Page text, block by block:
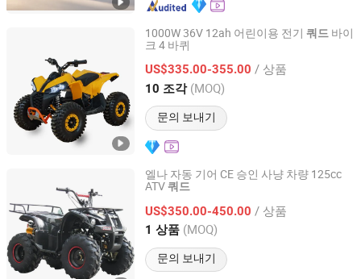
1000W 36V 12ah 어린이용 전기 쿼드 바이
크 4 바퀴
US$335.00-355.00 / 상품
10 조각 (MOQ)
문의 보내기
Yongkang Zhisheng Import and Export Trading Co., Ltd.
Zhejiang, China 이후 2026
엘나 자동 기어 CE 승인 사냥 차량 125cc
ATV쿼드
US$350.00-450.00 / 상품
1 상품 (MOQ)
문의 보내기
Wuhan Lna Machinery Equipment Co., Ltd
Hubei, China 이후 2025